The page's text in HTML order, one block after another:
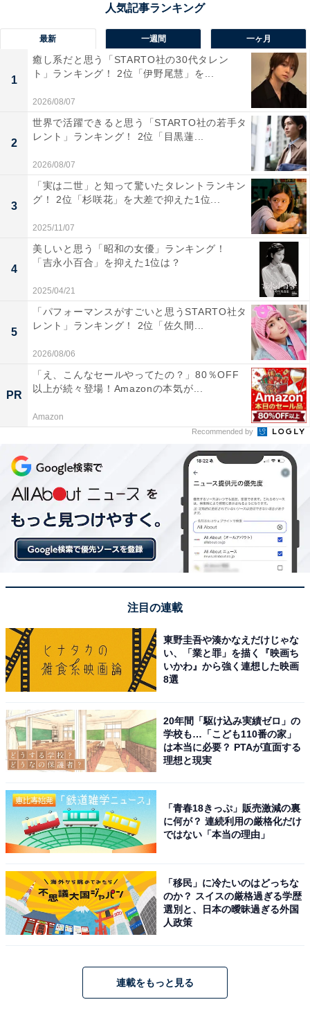
知県）、「真珠の街・鳥羽で生まれた銘菓で、真珠貝の
／広島県）といった声が集まりました。
1位：赤福（赤福）／49票
1位に輝いたのは、伊勢名物の「赤福」でした。お餅の
上にこしあんをのせた餅菓子で、あんにつけられた三本
の筋は五十鈴川の清流を表現しています。独特の曲線美
を放つフォルムと、職人の指先で形作られた伝統的な造
形は、シンプルながらもりんとしたかわいらしさを感じ
させ、不動の人気を証明する結果となりました。
回答者からは「波のような餡の模様と食べやすいサイズ
がかわいいからです」（20代女性／奈良県）、「外側の
あんこが滑らかなシルエットをしており上品だから。箱
もお土産感があって可愛い」（20代女性／岡山県）、
「三重と言ったらなんと言っても赤福なのと見た目もピ
ンク色で可愛い」（40代女性／徳島県）といった声が集
まりました。
※回答者からのコメントは原文ママです
※記事内容は執筆時点のものです。最新の内容をご確認
ください
次ページ 9位までのランキング結果を見る
こちらもおすすめ
最新 一週間 一ヶ月
1
癒し系だと思う「STARTO社の30代タレン
ト」ランキング！ 2位「伊野尾慧」を...
2026/08/07
2
世界で活躍できると思う「STARTO社の若手タ
レント」ランキング！ 2位「目黒蓮...
2026/08/07
3
「実は二世」と知って驚いたタレントランキン
グ！ 2位「杉咲花」を大差で抑えた1位...
2025/11/07
4
美しいと思う「昭和の女優」ランキング！
「吉永小百合」を抑えた1位は？
2025/04/21
5
「パフォーマンスがすごいと思うSTARTO社タ
レント」ランキング！ 2位「佐久間...
2026/08/06
PR
「え、こんなセールやってたの？」80％OFF
以上が続々登場！Amazonの本気が...
Amazon
Recommended by
注目の連載
東野圭吾や湊かなえだけじゃな
い、「業と罪」を描く『映画ち
いかわ』から強く連想した映画
8選
20年間「駆け込み実績ゼロ」の
学校も…「こども110番の家」
は本当に必要？ PTAが直面する
理想と現実
「青春18きっぷ」販売激減の裏
に何が？ 連続利用の厳格化だけ
ではない「本当の理由」
「移民」に冷たいのはどっちな
のか？ スイスの厳格過ぎる学歴
選別と、日本の曖昧過ぎる外国
人政策
連載をもっと見る